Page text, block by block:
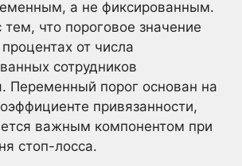
а не фиксированным.
тем, что пороговое значение
от числа
сотрудников
Переменный порог основан на
привязанности,
важным компонентом при
стоп-лосса.